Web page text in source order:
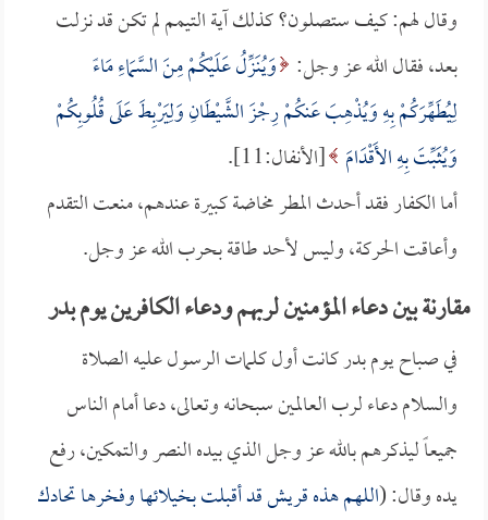
وقال لهم: كيف ستصلون؟ كذلك آية التيمم لم تكن قد نزلت
بعد، فقال الله عز وجل: وَيُنَزِّلُ عَلَيْكُمْ مِنَ السَّمَاءِ مَاءً
لِيُطَهِّرَكُمْ بِهِ وَيُذْهِبَ عَنكُمْ رِجْزَ الشَّيْطَانِ وَلِيَرْبِطَ عَلَى قُلُوبِكُمْ
وَيُثَبِّتَ بِهِ الأَقْدَامَ [الأنفال:11].
أما الكفار فقد أحدث المطر مخاضة كبيرة عندهم، منعت التقدم
وأعاقت الحركة، وليس لأحد طاقة بحرب الله عز وجل.
مقارنة بين دعاء المؤمنين لربهم ودعاء الكافرين يوم بدر
في صباح يوم بدر كانت أول كلمات الرسول عليه الصلاة
والسلام دعاء لرب العالمين سبحانه وتعالى، دعا أمام الناس
جميعاً ليذكرهم بالله عز وجل الذي بيده النصر والتمكين، رفع
يده وقال: (اللهم هذه قريش قد أقبلت بخيلائها وفخرها تحادك